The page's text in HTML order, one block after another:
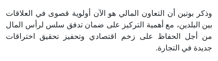
وذكر بوتين أن التعاون المالي هو الآن أولوية قصوى في العلاقات
بين البلدين، مع أهمية التركيز على ضمان تدفق سلس لرأس المال
من أجل الحفاظ على زخم اقتصادي وتحفيز تحقيق اختراقات
جديدة في التجارة.